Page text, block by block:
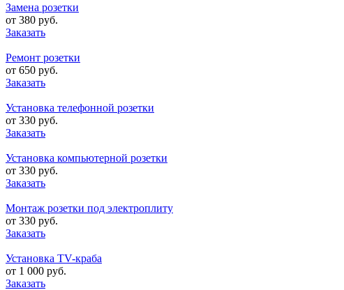
Замена розетки
от 380 руб.
Заказать
Ремонт розетки
от 650 руб.
Заказать
Установка телефонной розетки
от 330 руб.
Заказать
Установка компьютерной розетки
от 330 руб.
Заказать
Монтаж розетки под электроплиту
от 330 руб.
Заказать
Установка TV-краба
от 1 000 руб.
Заказать